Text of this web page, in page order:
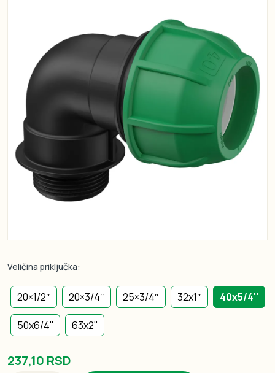
Veličina priključka:
20×1/2″ 20×3/4″ 25×3/4″ 32x1″ 40x5/4''
50x6/4'' 63x2''
237,10 RSD